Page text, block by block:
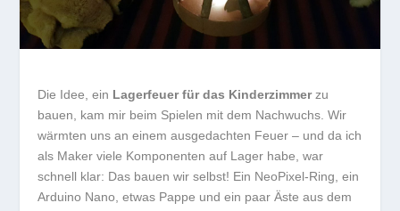
Die Idee, ein Lagerfeuer für das Kinderzimmerzu
bauen, kam mir beim Spielen mit dem Nachwuchs. Wir
wärmten uns an einem ausgedachten Feuer – und da ich
als Maker viele Komponenten auf Lager habe, war
schnell klar: Das bauen wir selbst! Ein NeoPixel-Ring, ein
Arduino Nano, etwas Pappe und ein paar Äste aus dem